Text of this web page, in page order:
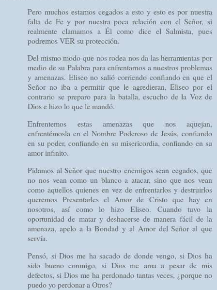
Pero muchos estamos cegados a esto y esto es por nuestra
falta de Fe y por nuestra poca relación con el Señor, si
realmente clamamos a Él como dice el Salmista, pues
podremos VER su protección.
Del mismo modo que nos rodea nos da las herramientas por
medio de su Palabra para enfrentarnos a nuestros problemas
y amenazas. Eliseo no salió corriendo confiando en que el
Señor no iba a permitir que le agredieran, Eliseo por el
contrario se preparo para la batalla, escucho de la Voz de
Dios e hizo lo que le mandó.
Enfrentemos estas amenazas que nos aquejan,
enfrentémosla en el Nombre Poderoso de Jesús, confiando
en su poder, confiando en su misericordia, confiando en su
amor infinito.
Pidamos al Señor que nuestro enemigos sean cegados, que
no nos vean como un blanco a atacar, sino que nos vean
como aquellos quienes en vez de enfrentarlos y destruirlos
queremos Presentarles el Amor de Cristo que hay en
nosotros, así como lo hizo Eliseo. Cuando tuvo la
oportunidad de matar y deshacerse de manera fácil de la
amenaza, apelo a la Bondad y al Amor del Señor al que
servía.
Pensó, si Dios me ha sacado de donde vengo, si Dios ha
sido bueno conmigo, si Dios me ama a pesar de mis
defectos, si Dios me ha perdonado tantas veces, ¿porque no
puedo yo perdonar a Otros?